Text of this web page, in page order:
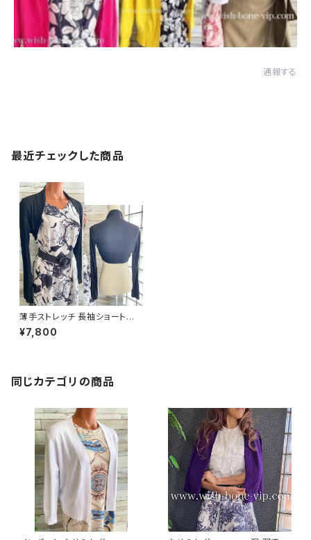
通報する
最近チェックした商品
薄手ストレッチ 長袖ショートボ
レロ・ロングスリーブカーディガ
ン UV・紫外線対策 羽織りもの
¥7,800
同じカテゴリの商品